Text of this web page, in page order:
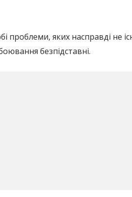
яких насправді не
безпідставні.